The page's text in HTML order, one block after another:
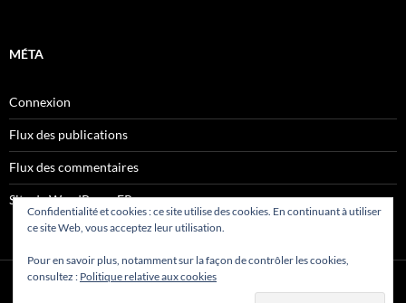
MÉTA
Connexion
Flux des publications
Flux des commentaires
Site de WordPress-FR
Confidentialité et cookies : ce site utilise des cookies. En continuant à utiliser
ce site Web, vous acceptez leur utilisation.
Pour en savoir plus, notamment sur la façon de contrôler les cookies,
consultez : Politique relative aux cookies